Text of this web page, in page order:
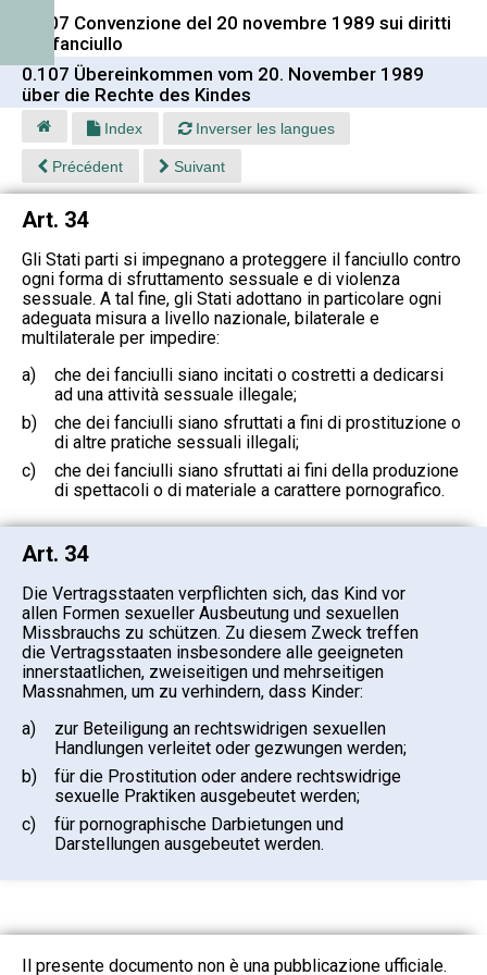
0.107 Convenzione del 20 novembre 1989 sui diritti
del fanciullo
0.107 Übereinkommen vom 20. November 1989
über die Rechte des Kindes
Index Inverser les langues
Précédent Suivant
Art. 34
Gli Stati parti si impegnano a proteggere il fanciullo contro
ogni forma di sfruttamento sessuale e di violenza
sessuale. A tal fine, gli Stati adottano in particolare ogni
adeguata misura a livello nazionale, bilaterale e
multilaterale per impedire:
a)
che dei fanciulli siano incitati o costretti a dedicarsi
ad una attività sessuale illegale;
b)
che dei fanciulli siano sfruttati a fini di prostituzione o
di altre pratiche sessuali illegali;
c)
che dei fanciulli siano sfruttati ai fini della produzione
di spettacoli o di materiale a carattere pornografico.
Art. 34
Die Vertragsstaaten verpflichten sich, das Kind vor
allen Formen sexueller Ausbeutung und sexuellen
Missbrauchs zu schützen. Zu diesem Zweck treffen
die Vertragsstaaten insbesondere alle geeigneten
innerstaatlichen, zweiseitigen und mehrseitigen
Massnahmen, um zu verhindern, dass Kinder:
a)
zur Beteiligung an rechtswidrigen sexuellen
Handlungen verleitet oder gezwungen werden;
b)
für die Prostitution oder andere rechtswidrige
sexuelle Praktiken ausgebeutet werden;
c)
für pornographische Darbietungen und
Darstellungen ausgebeutet werden.
Il presente documento non è una pubblicazione ufficiale.